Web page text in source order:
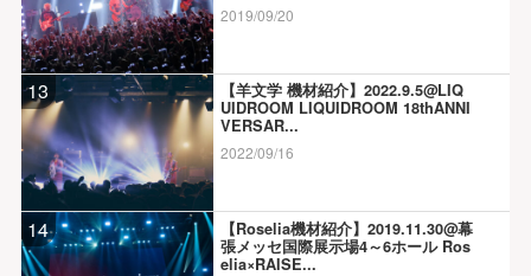
2019/09/20
13
【羊文学 機材紹介】2022.9.5@LIQ
UIDROOM LIQUIDROOM 18thANNI
VERSAR...
2022/09/16
14
【Roselia機材紹介】2019.11.30@幕
張メッセ国際展示場4～6ホール Ros
elia×RAISE...